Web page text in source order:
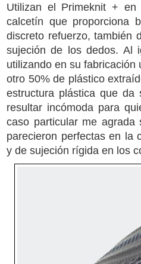
Utilizan el Primeknit +
calcetín que proporciona
discreto refuerzo, también
sujeción de los dedos. Al
utilizando en su
otro 50% de plástico
estructura plástica que
resultar incómoda para
caso particular me
parecieron perfectas en la
y de sujeción rígida en los